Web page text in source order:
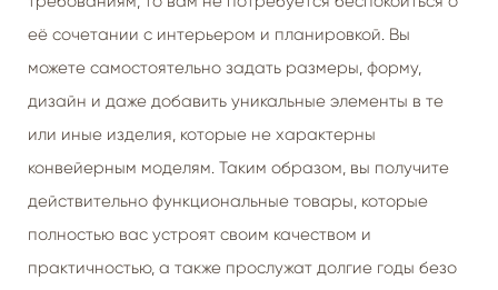
её сочетании с интерьером и планировкой. Вы
можете самостоятельно задать размеры, форму,
дизайн и даже добавить уникальные элементы в те
или иные изделия, которые не характерны
конвейерным моделям. Таким образом, вы получите
действительно функциональные товары, которые
полностью вас устроят своим качеством и
практичностью, а также прослужат долгие годы безо